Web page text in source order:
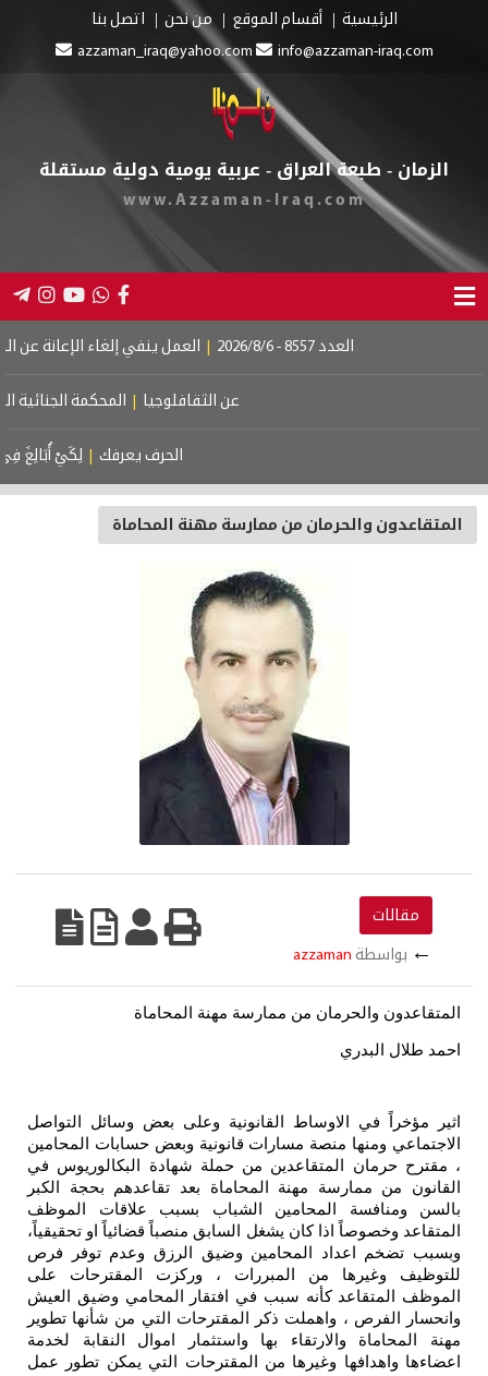
الرئيسية أقسام الموقع من نحن
اتصل بنا
azzaman_iraq@yahoo.com
info@azzaman-iraq.com
الزمان - طبعة العراق - عربية يومية دولية مستقلة
www.Azzaman-Iraq.com
| العمل ينفي إلغاء الإعانة عن
عن الثقافلوجيا | المحكمة الجنائية
الحرف يعرفك | لِكَيْ أُبَالِغَ فِي
المتقاعدون والحرمان من ممارسة مهنة المحاماة
مقالات
← بواسطة azzaman
المتقاعدون والحرمان من ممارسة مهنة المحاماة
احمد طلال البدري
اثير مؤخراً في الاوساط القانونية وعلى بعض وسائل التواصل
الاجتماعي ومنها منصة مسارات قانونية وبعض حسابات المحامين
، مقترح حرمان المتقاعدين من حملة شهادة البكالوريوس في
القانون من ممارسة مهنة المحاماة بعد تقاعدهم بحجة الكبر
بالسن ومنافسة المحامين الشباب بسبب علاقات الموظف
المتقاعد وخصوصاً اذا كان يشغل السابق منصباً قضائياً او تحقيقياً،
وبسبب تضخم اعداد المحامين وضيق الرزق وعدم توفر فرص
للتوظيف وغيرها من المبررات ، وركزت المقترحات على
الموظف المتقاعد كأنه سبب في افتقار المحامي وضيق العيش
وانحسار الفرص ، واهملت ذكر المقترحات التي من شأنها تطوير
مهنة المحاماة والارتقاء بها واستثمار اموال النقابة لخدمة
اعضاءها واهدافها وغيرها من المقترحات التي يمكن تطور عمل